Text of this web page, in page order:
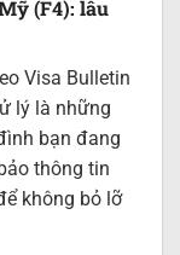
(F4): lâu
Visa Bulletin
lý là những
bạn đang
thông tin
không bỏ lỡ